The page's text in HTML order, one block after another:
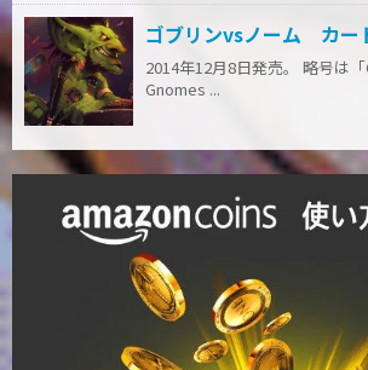
ゴブリンvsノーム カー
2014年12月8日発売。 略号は
Gnomes ...